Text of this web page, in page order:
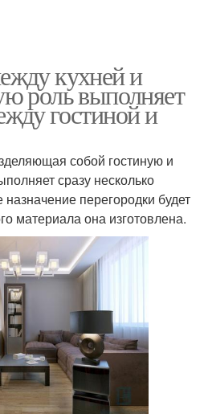
кухней и
роль выполняет
гостиной и
собой гостиную и
сразу несколько
перегородки будет
материала она изготовлена.